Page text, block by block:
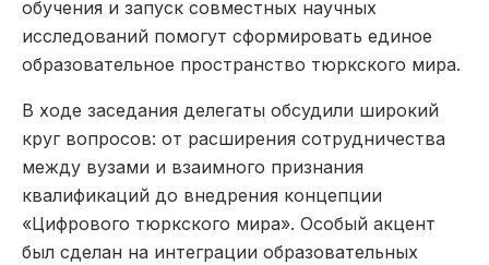
обучения и запуск совместных научных
исследований помогут сформировать единое
образовательное пространство тюркского мира.
В ходе заседания делегаты обсудили широкий
круг вопросов: от расширения сотрудничества
между вузами и взаимного признания
квалификаций до внедрения концепции
«Цифрового тюркского мира». Особый акцент
был сделан на интеграции образовательных